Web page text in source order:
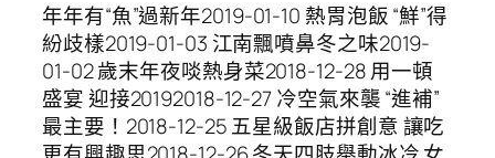
年年有“魚”過新年2019-01-10 熱胃泡飯 “鮮”得
紛歧樣2019-01-03 江南飄噴鼻冬之味2019-
01-02 歲末年夜啖熱身菜2018-12-28 用一頓
盛宴 迎接20192018-12-27 冷空氣來襲 “進補”
最主要！2018-12-25 五星級飯店拼創意 讓吃